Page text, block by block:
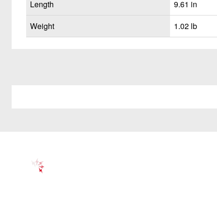
Length
9.61 in
Weight
1.02 lb